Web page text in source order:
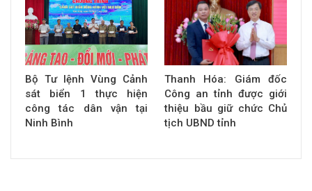
Bộ Tư lệnh Vùng Cảnh
sát biển 1 thực hiện
công tác dân vận tại
Ninh Bình
Thanh Hóa: Giám đốc
Công an tỉnh được giới
thiệu bầu giữ chức Chủ
tịch UBND tỉnh